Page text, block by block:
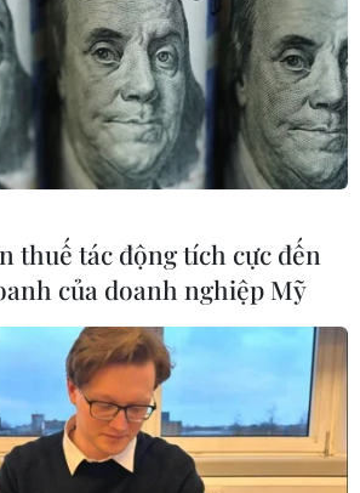
thuế tác động tích cực đến
của doanh nghiệp Mỹ